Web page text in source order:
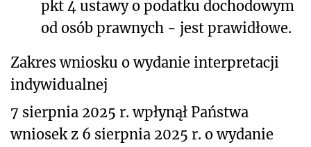
pkt 4 ustawy o podatku dochodowym
od osób prawnych - jest prawidłowe.
Zakres wniosku o wydanie interpretacji
indywidualnej
7 sierpnia 2025 r.wpłynął Państwa
wniosek z 6 sierpnia 2025 r. o wydanie